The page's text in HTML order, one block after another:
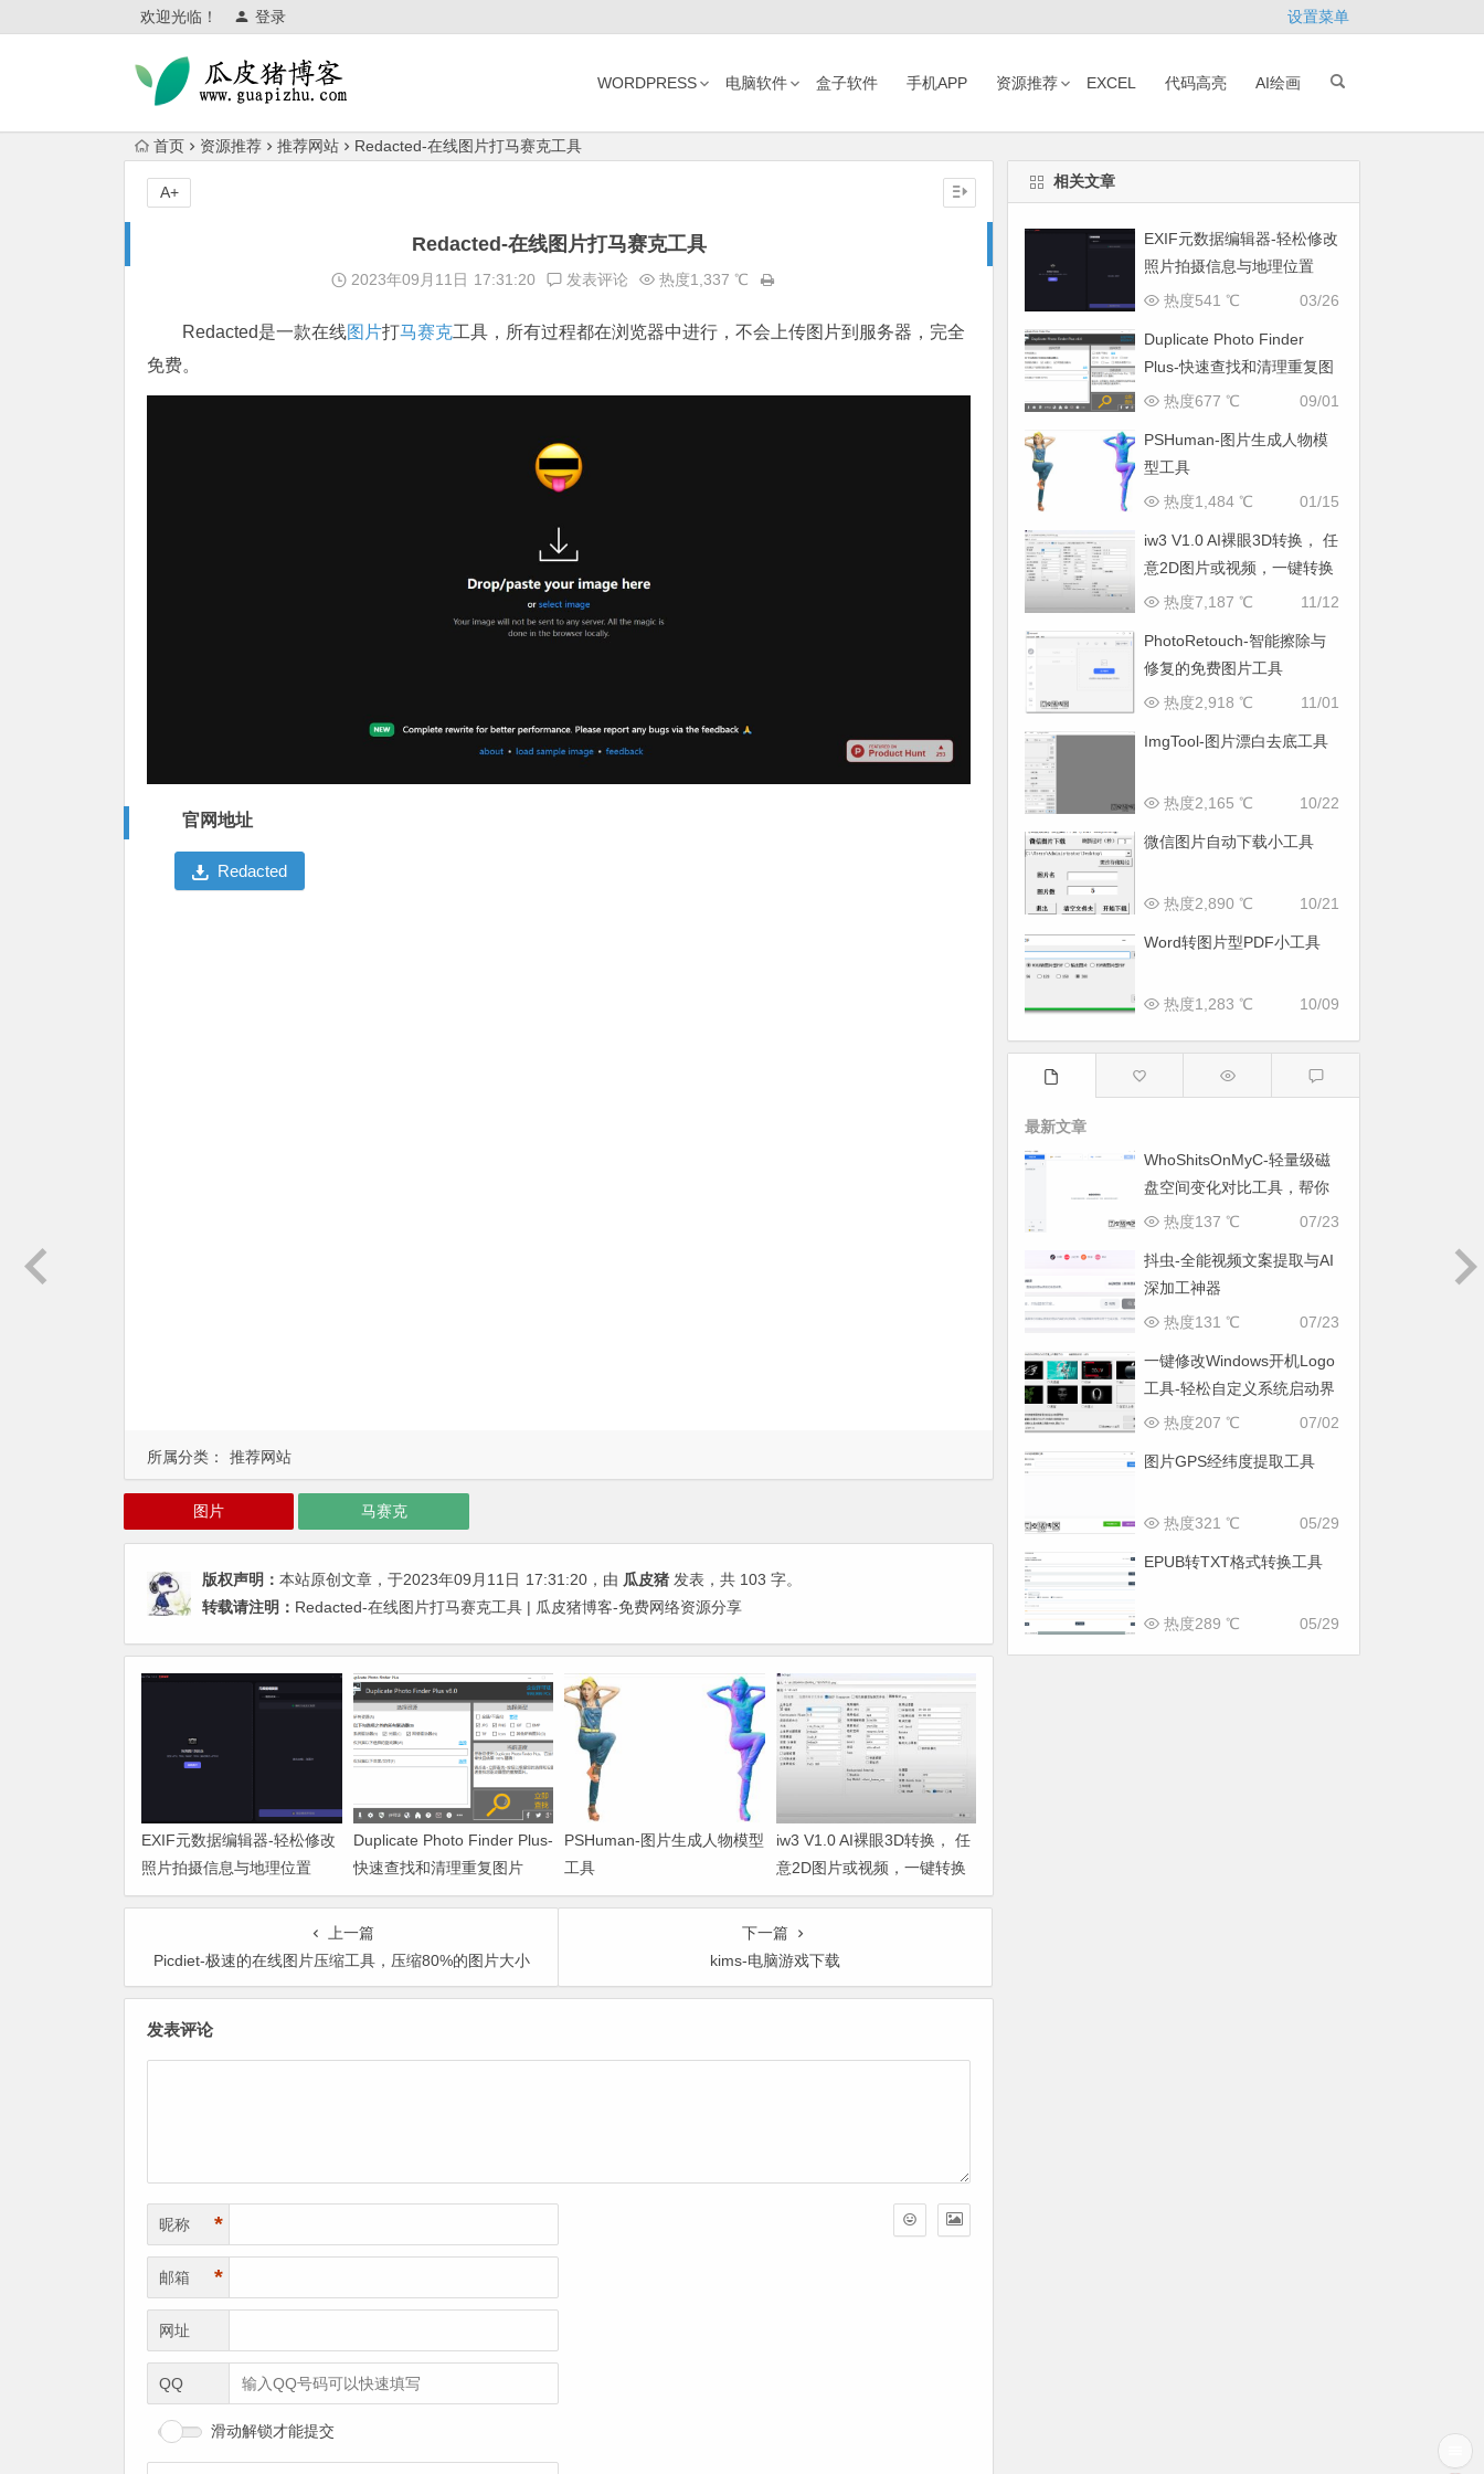
欢迎光临！ 登录 设置菜单
WORDPRESS 电脑软件 盒子软件 手机APP 资源推荐 EXCEL 代码高亮 AI绘画
首页 资源推荐 推荐网站 Redacted-在线图片打马赛克工具
Redacted-在线图片打马赛克工具
2023年09月11日 17:31:20 发表评论 热度1,337 ℃
Redacted是一款在线图片打马赛克工具，所有过程都在浏览器中进行，不会上传图片到服务器，完全
免费。
官网地址
Redacted
A+
所属分类： 推荐网站
图片 马赛克
版权声明： 本站原创文章，于2023年09月11日 17:31:20 ，由 瓜皮猪 发表，共 103 字。
转载请注明： Redacted-在线图片打马赛克工具 | 瓜皮猪博客-免费网络资源分享
EXIF元数据编辑器-轻松修改
照片拍摄信息与地理位置
Duplicate Photo Finder Plus-
快速查找和清理重复图片
PSHuman-图片生成人物模型
工具
iw3 V1.0 AI裸眼3D转换， 任
意2D图片或视频，一键转换
为3D，支持VR观看
上一篇
Picdiet-极速的在线图片压缩工具，压缩80%的图片大小
下一篇
kims-电脑游戏下载
发表评论
昵称 *
邮箱 *
网址
QQ
滑动解锁才能提交
相关文章
EXIF元数据编辑器-轻松修改
照片拍摄信息与地理位置
03/26
热度541 ℃
Duplicate Photo Finder
Plus-快速查找和清理重复图
片
09/01
热度677 ℃
PSHuman-图片生成人物模
型工具
01/15
热度1,484 ℃
iw3 V1.0 AI裸眼3D转换， 任
意2D图片或视频，一键转换
为3D，支持VR观看
11/12
热度7,187 ℃
PhotoRetouch-智能擦除与
修复的免费图片工具
11/01
热度2,918 ℃
ImgTool-图片漂白去底工具
10/22
热度2,165 ℃
微信图片自动下载小工具
10/21
热度2,890 ℃
Word转图片型PDF小工具
10/09
热度1,283 ℃
最新文章
WhoShitsOnMyC-轻量级磁
盘空间变化对比工具，帮你
找出“吃掉”空间的罪魁祸首
07/23
热度137 ℃
抖虫-全能视频文案提取与AI
深加工神器
07/23
热度131 ℃
一键修改Windows开机Logo
工具-轻松自定义系统启动界
面
07/02
热度207 ℃
图片GPS经纬度提取工具
05/29
热度321 ℃
EPUB转TXT格式转换工具
05/29
热度289 ℃